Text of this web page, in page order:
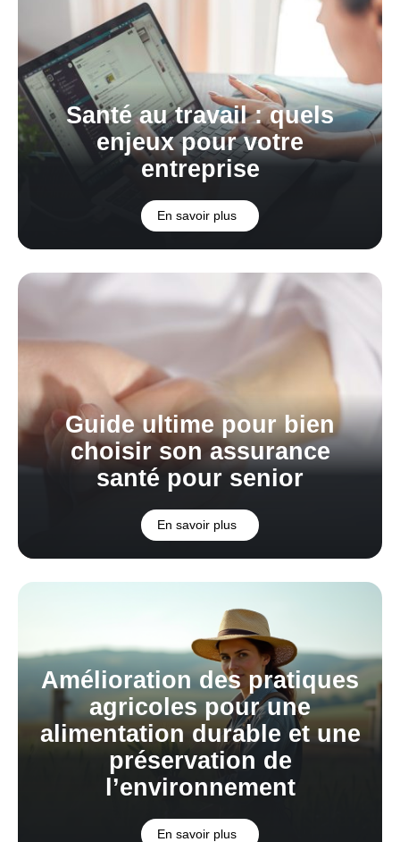
Santé au travail : quels
enjeux pour votre
entreprise
En savoir plus
Guide ultime pour bien
choisir son assurance
santé pour senior
En savoir plus
Amélioration des pratiques
agricoles pour une
alimentation durable et une
préservation de
l’environnement
En savoir plus